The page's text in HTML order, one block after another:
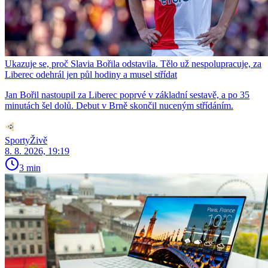
Ukazuje se, proč Slavia Bořila odstavila. Tělo už nespolupracuje, za
Liberec odehrál jen půl hodiny a musel střídat
Jan Bořil nastoupil za Liberec poprvé v základní sestavě, a po 35
minutách šel dolů. Debut v Brně skončil nuceným střídáním.
SportyŽivě
8. 8. 2026, 19:19
3 min